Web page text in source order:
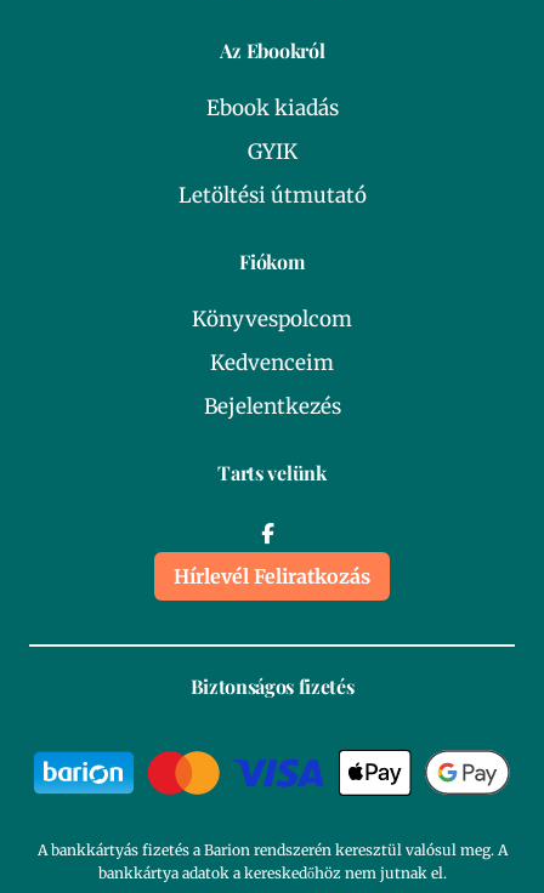
Az Ebookról
Ebook kiadás
GYIK
Letöltési útmutató
Fiókom
Könyvespolcom
Kedvenceim
Bejelentkezés
Tarts velünk
Hírlevél Feliratkozás
Biztonságos fizetés
A bankkártyás fizetés a Barion rendszerén keresztül valósul meg. A
bankkártya adatok a kereskedőhöz nem jutnak el.